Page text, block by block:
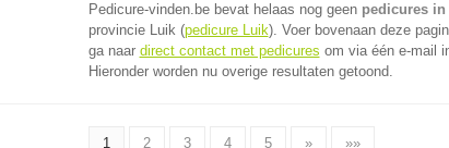
Pedicure-vinden.be bevat helaas nog geen pedicures
provincie Luik (pedicure Luik). Voer bovenaan deze
ga naar direct contact met pedicures om via één e-mail
Hieronder worden nu overige resultaten getoond.
1 2 3 4 5 » »»